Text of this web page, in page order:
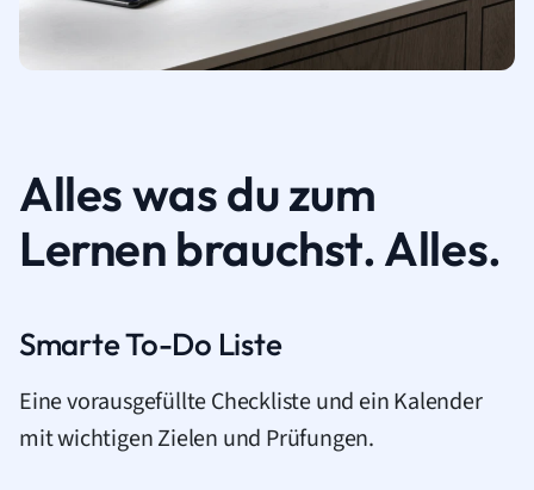
Alles was du zum
Lernen brauchst. Alles.
Smarte To-Do Liste
Eine vorausgefüllte Checkliste und ein Kalender
mit wichtigen Zielen und Prüfungen.